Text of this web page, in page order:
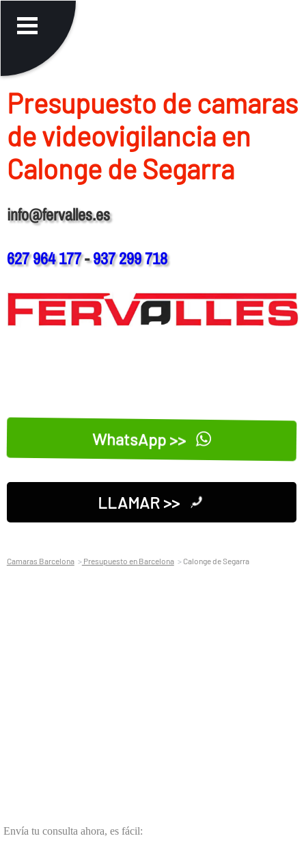
Presupuesto de camaras
de videovigilancia en
Calonge de Segarra
info@fervalles.es
627 964 177-937 299 718
WhatsApp >>
LLAMAR >>
Camaras Barcelona Presupuesto en Barcelona Calonge de Segarra
Envía tu consulta ahora, es fácil: